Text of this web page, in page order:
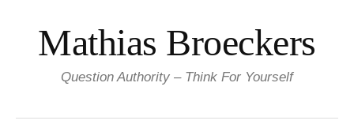
content
Mathias Broeckers
Question Authority – Think For Yourself